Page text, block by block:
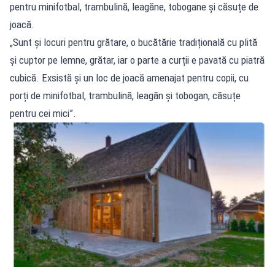
pentru minifotbal, trambulină, leagăne, tobogane și căsuțe de
joacă.
„Sunt și locuri pentru grătare, o bucătărie tradițională cu plită
și cuptor pe lemne, grătar, iar o parte a curții e pavată cu piatră
cubică. Exsistă și un loc de joacă amenajat pentru copii, cu
porți de minifotbal, trambulină, leagăn și tobogan, căsuțe
pentru cei mici”.